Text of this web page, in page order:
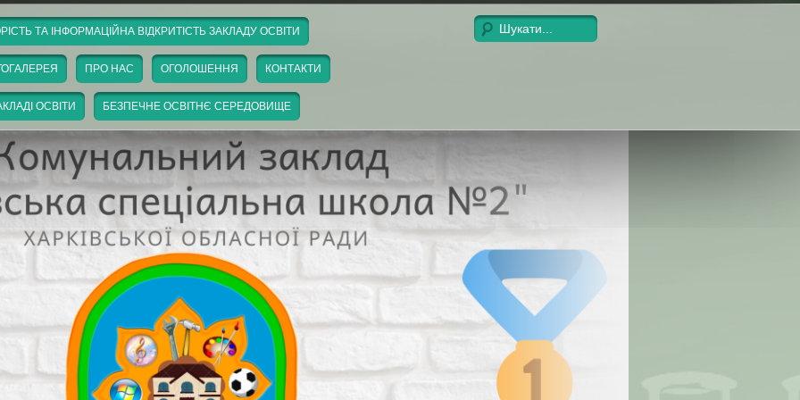
ТА ІНФОРМАЦІЙНА ВІДКРИТІСТЬ ЗАКЛАДУ ОСВІТИ
ПРО НАС ОГОЛОШЕННЯ КОНТАКТИ
ОСВІТИ БЕЗПЕЧНЕ ОСВІТНЄ СЕРЕДОВИЩЕ
Пошук по сайту